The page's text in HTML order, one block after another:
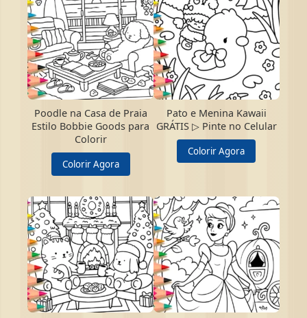
Poodle na Casa de Praia
Estilo Bobbie Goods para
Colorir
Colorir Agora
Pato e Menina Kawaii
GRÁTIS ▷ Pinte no Celular
Colorir Agora